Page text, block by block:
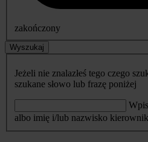
zakończony
Wyszukaj
Jeżeli nie znalazłeś tego czego
szukane słowo lub frazę poniżej
albo imię i/lub nazwisko